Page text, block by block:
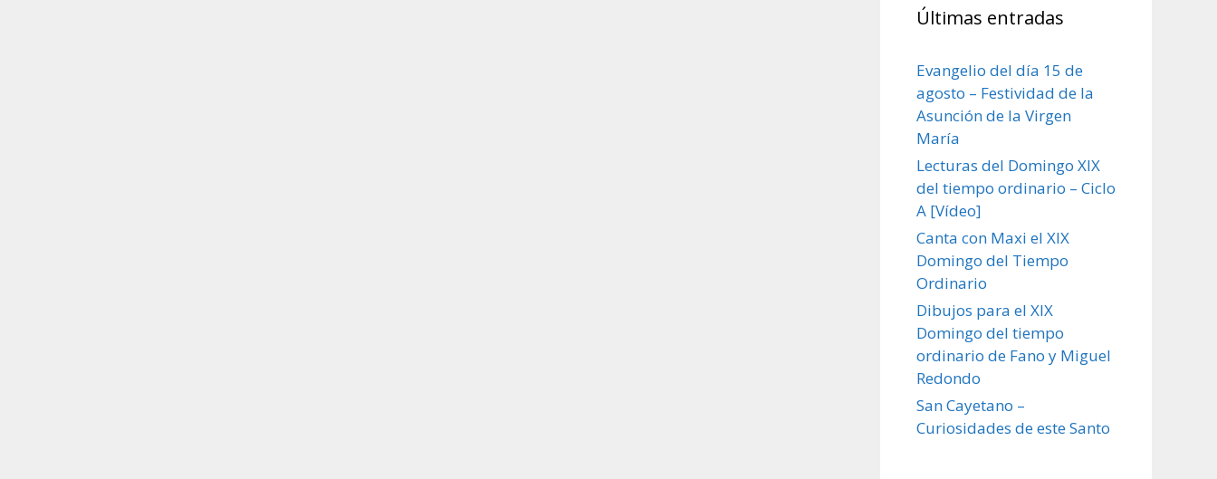
Últimas entradas
Evangelio del día 15 de
agosto – Festividad de la
Asunción de la Virgen
María
Lecturas del Domingo XIX
del tiempo ordinario – Ciclo
A [Vídeo]
Canta con Maxi el XIX
Domingo del Tiempo
Ordinario
Dibujos para el XIX
Domingo del tiempo
ordinario de Fano y Miguel
Redondo
San Cayetano –
Curiosidades de este Santo